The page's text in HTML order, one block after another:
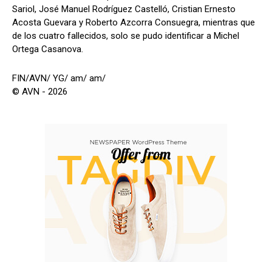
Sariol, José Manuel Rodríguez Castelló, Cristian Ernesto
Acosta Guevara y Roberto Azcorra Consuegra, mientras que
de los cuatro fallecidos, solo se pudo identificar a Michel
Ortega Casanova.
FIN/AVN/ YG/ am/ am/
© AVN - 2026